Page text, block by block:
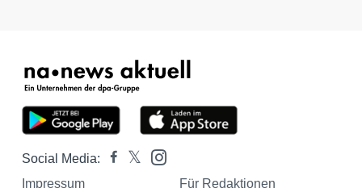
Social Media:
Impressum
Für Redaktionen